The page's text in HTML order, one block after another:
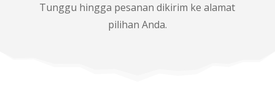
Tunggu hingga pesanan dikirim ke alamat
pilihan Anda.